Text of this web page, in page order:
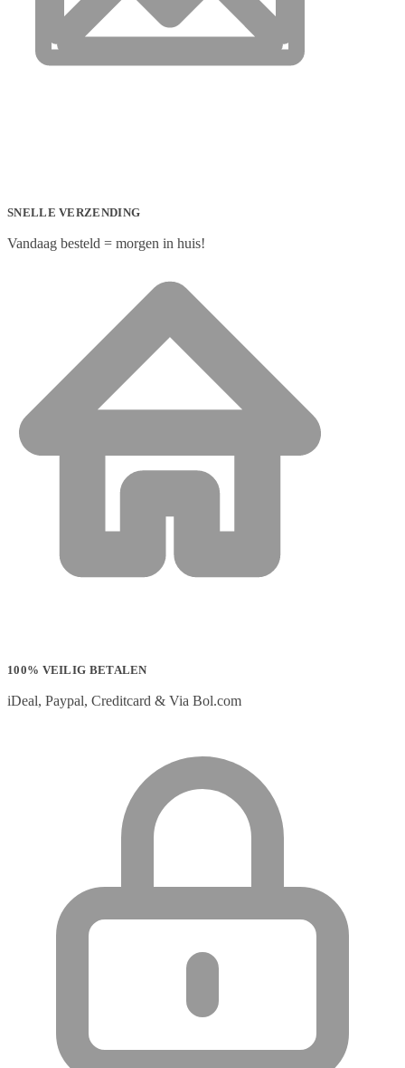
SNELLE VERZENDING
Vandaag besteld = morgen in huis!
100% VEILIG BETALEN
iDeal, Paypal, Creditcard & Via Bol.com